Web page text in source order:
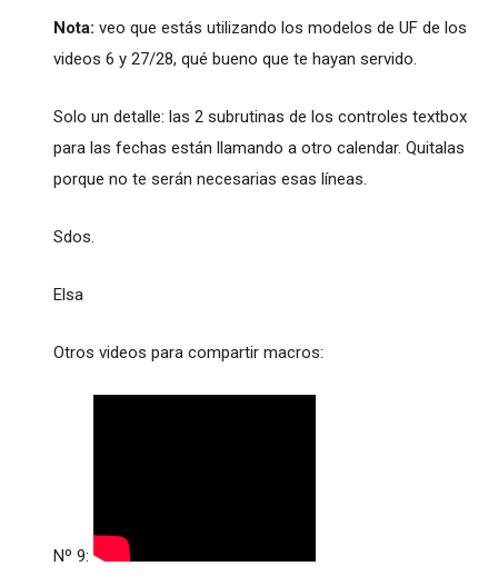
Nota: veo que estás utilizando los modelos de UF de los
videos 6 y 27/28, qué bueno que te hayan servido.
Solo un detalle: las 2 subrutinas de los controles textbox
para las fechas están llamando a otro calendar. Quitalas
porque no te serán necesarias esas líneas.
Sdos.
Elsa
Otros videos para compartir macros:
Nº 9: